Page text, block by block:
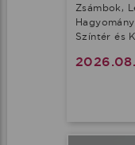
Zsámbok,
Színtér és